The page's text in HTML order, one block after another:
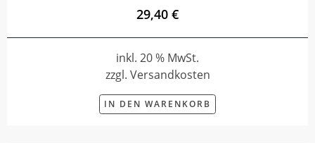
29,40 €
inkl. 20 % MwSt.
zzgl. Versandkosten
IN DEN WARENKORB